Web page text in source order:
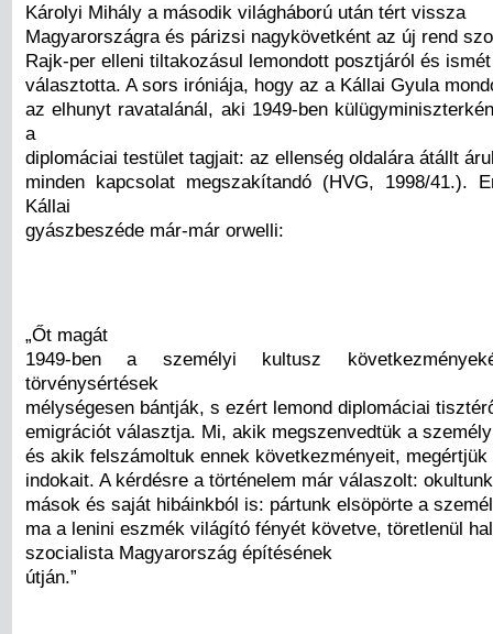
Károlyi Mihály a második világháború után tért vissza
Magyarországra és párizsi nagykövetként az új rend
Rajk-per elleni tiltakozásul lemondott posztjáról és
választotta. A sors iróniája, hogy az a Kállai Gyula
az elhunyt ravatalánál, aki 1949-ben
a
diplomáciai testület tagjait: az ellenség oldalára átállt
minden kapcsolat megszakítandó (HVG, 1998/41.).
Kállai
gyászbeszéde már-már orwelli:
„Őt magát
1949-ben a személyi kultusz
törvénysértések
mélységesen bántják, s ezért lemond diplomáciai
emigrációt választja. Mi, akik megszenvedtük a
és akik felszámoltuk ennek következményeit,
indokait. A kérdésre a történelem már válaszolt:
mások és saját hibáinkból is: pártunk elsöpörte a
ma a lenini eszmék világító fényét követve, töretlenül
szocialista Magyarország építésének
útján.”